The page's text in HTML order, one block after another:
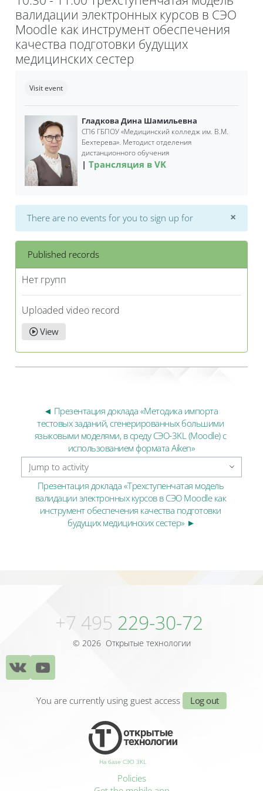
валидации электронных курсов в СЭО
Moodle как инструмент обеспечения
качества подготовки будущих
медицинских сестер
Visit event
Гладкова Дина Шамильевна
СПб ГБПОУ «Медицинский колледж им. В.М.
Бехтерева». Методист отделения
дистанционного обучения
Трансляция в VK
There are no events for you to sign up for ×
Published records
Нет групп
Uploaded video record
View
◄ Презентация доклада «Методика импорта
тестовых заданий, сгенерированных большими
языковыми моделями, в среду СЭО-3KL (Moodle) с
использованием формата Aiken»
Jump to activity
Презентация доклада «Трехступенчатая модель
валидации электронных курсов в СЭО Moodle как
инструмент обеспечения качества подготовки
будущих медицинских сестер» ►
+7 495 229-30-72
© 2026 Открытые технологии
You are currently using guest access Log out
На базе СЭО 3KL
Policies